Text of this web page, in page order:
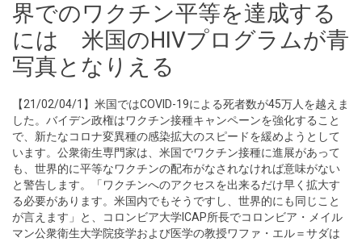
界でのワクチン平等を達成する
には 米国のHIVプログラムが青
写真となりえる
【21/02/04/1】米国ではCOVID-19による死者数が45万人を越えま
した。バイデン政権はワクチン接種キャンペーンを強化すること
で、新たなコロナ変異種の感染拡大のスピードを緩めようとして
います。公衆衛生専門家は、米国でワクチン接種に進展があって
も、世界的に平等なワクチンの配布がなされなければ意味がない
と警告します。「ワクチンへのアクセスを出来るだけ早く拡大す
る必要があります。米国内でもそうですし、世界的にも同じこと
が言えます」と、コロンビア大学ICAP所長でコロンビア・メイル
マン公衆衛生大学院疫学および医学の教授ワファ・エル＝サダは